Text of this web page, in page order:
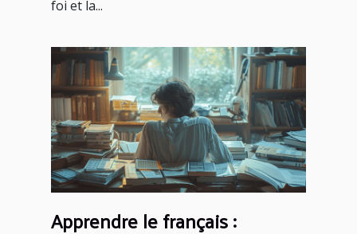
foi et la...
Apprendre le français :